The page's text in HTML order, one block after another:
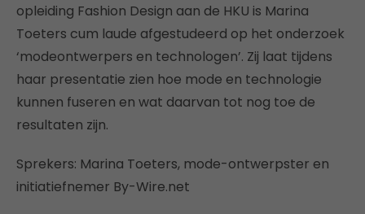
opleiding Fashion Design aan de HKU is Marina
Toeters cum laude afgestudeerd op het onderzoek
‘modeontwerpers en technologen’. Zij laat tijdens
haar presentatie zien hoe mode en technologie
kunnen fuseren en wat daarvan tot nog toe de
resultaten zijn.
Sprekers: Marina Toeters, mode-ontwerpster en
initiatiefnemer By-Wire.net